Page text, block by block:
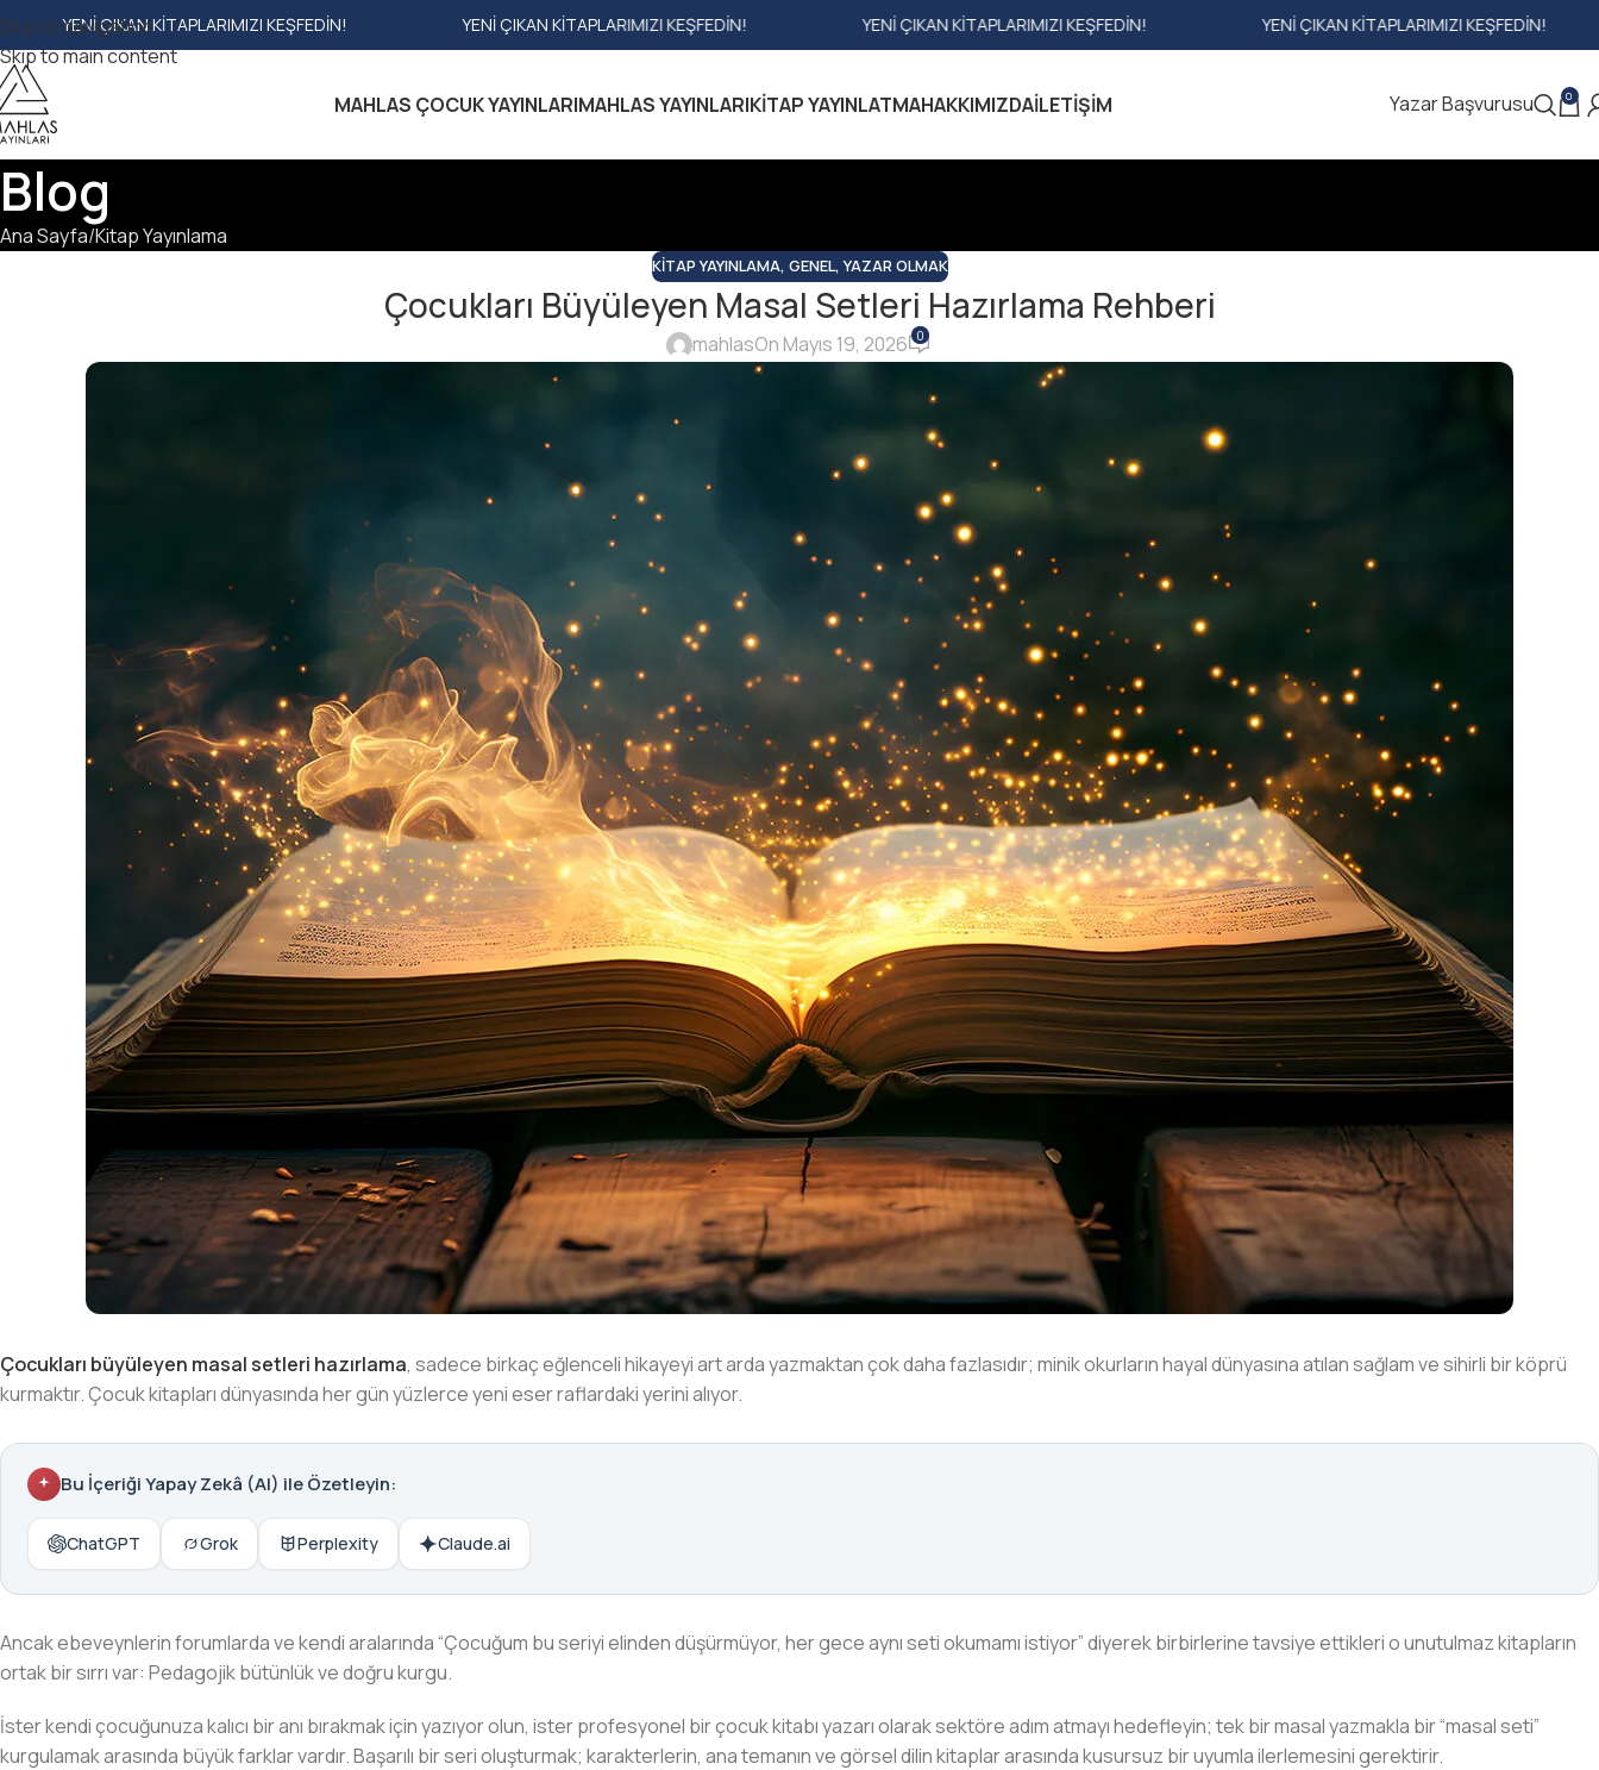
Skip to navigation
Skip to main content
YENI ÇIKAN KITAPLARIMIZI KEŞFEDIN! YENI ÇIKAN KITAPLARIMIZI KEŞFEDIN! YENI ÇIKAN KITAPLARIMIZI KEŞFEDIN! YENI ÇIKAN KITAPLARIMIZI
MAHLAS ÇOCUK YAYINLARIMAHLAS YAYINLARIKITAP YAYINLATMAHAKKIMIZDAİLETIŞIM Yazar Başvurusu 0
Blog
Ana Sayfa Kitap Yayınlama
KITAP YAYINLAMA, GENEL,YAZAR OLMAK
Çocukları Büyüleyen Masal Setleri Hazırlama Rehberi
mahlasOn Mayıs 19, 2026 0
Çocukları büyüleyen masal setleri hazırlama, sadece birkaç eğlenceli hikayeyi art arda yazmaktan çok daha fazlasıdır; minik okurların hayal dünyasına atılan sağlam ve sihirli bir köprü
kurmaktır. Çocuk kitapları dünyasında her gün yüzlerce yeni eser raflardaki yerini alıyor.
Bu İçeriği Yapay Zekâ (AI) ile Özetleyin:
ChatGPT Grok Perplexity Claude.ai
Ancak ebeveynlerin forumlarda ve kendi aralarında “Çocuğum bu seriyi elinden düşürmüyor, her gece aynı seti okumamı istiyor” diyerek birbirlerine tavsiye ettikleri o unutulmaz kitapların
ortak bir sırrı var: Pedagojik bütünlük ve doğru kurgu.
İster kendi çocuğunuza kalıcı bir anı bırakmak için yazıyor olun, ister profesyonel bir çocuk kitabı yazarı olarak sektöre adım atmayı hedefleyin; tek bir masal yazmakla bir “masal seti”
kurgulamak arasında büyük farklar vardır. Başarılı bir seri oluşturmak; karakterlerin, ana temanın ve görsel dilin kitaplar arasında kusursuz bir uyumla ilerlemesini gerektirir.